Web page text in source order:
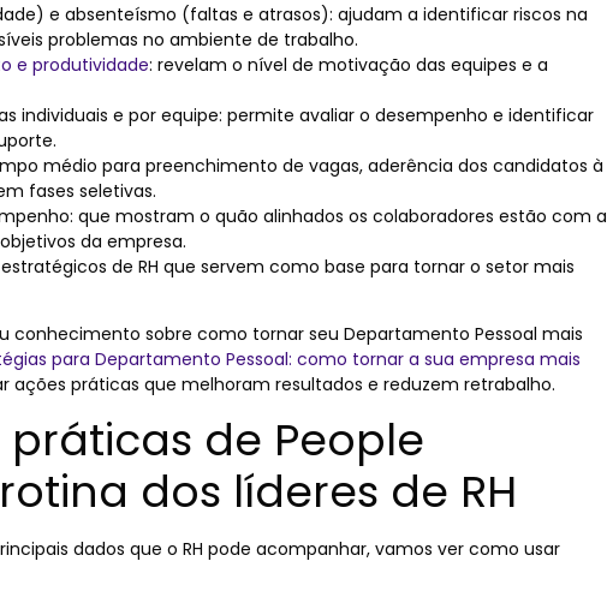
e absenteísmo (faltas e atrasos): ajudam a identificar riscos na
problemas no ambiente de trabalho.
e produtividade: revelam o nível de motivação das equipes e a
individuais e por equipe: permite avaliar o desempenho e identificar
médio para preenchimento de vagas, aderência dos candidatos à
fases seletivas.
que mostram o quão alinhados os colaboradores estão com a
da empresa.
de RH que servem como base para tornar o setor mais
conhecimento sobre como tornar seu Departamento Pessoal mais
para Departamento Pessoal: como tornar a sua empresa mais
ações práticas que melhoram resultados e reduzem retrabalho.
de People
dos líderes de RH
dados que o RH pode acompanhar, vamos ver como usar